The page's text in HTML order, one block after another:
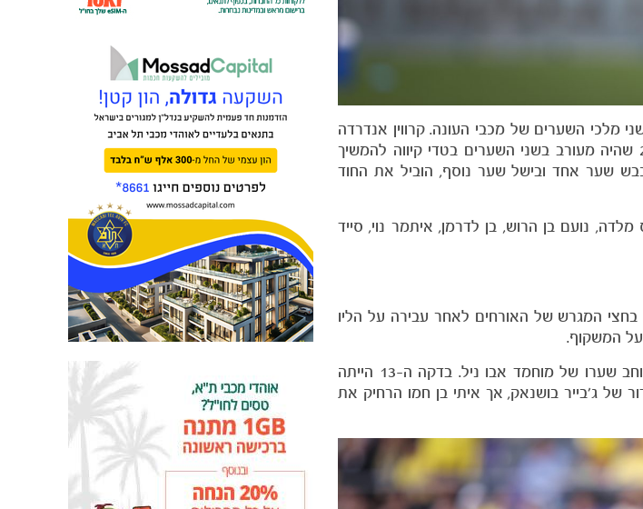
מלכי השערים של מכבי העונה. קרווין אנדרדה
שמר על מקומו בהרכב בחלק הקדמי של הקישור, כאשר הקשר הוונצואלי בן ה־20 שהיה מעורב בשני השערים בטדי קיווה להמשיך
שער אחד ובישל שער נוסף, הוביל את החוד
נועם בן הרוש, בן לדרמן, איתמר נוי, סייד
המגרש של האורחים לאחר עבירה על הליו
מכבי המשיכה ללחוץ, ובדקה ה-9 טייריס אסנטה שיגר בעיטה חדה שחצתה את רוחב שערו של מוחמד אבו ניל. בדקה ה-13 הייתה
של ג׳בייר בושנאק, אך איתי בן חמו הרחיק את